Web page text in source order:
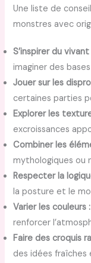
Une liste de
monstres avec
S’inspirer du vivant
imaginer des
Jouer sur les
certaines parties
Explorer les
excroissances
Combiner les
mythologiques ou
Respecter la
la posture et le
Varier les couleurs :
renforcer
Faire des croquis
des idées fraîches